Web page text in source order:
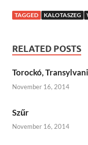
TAGGED KALOTASZEG
RELATED POSTS
Torockó,
November 16, 2014
Szűr
November 16, 2014